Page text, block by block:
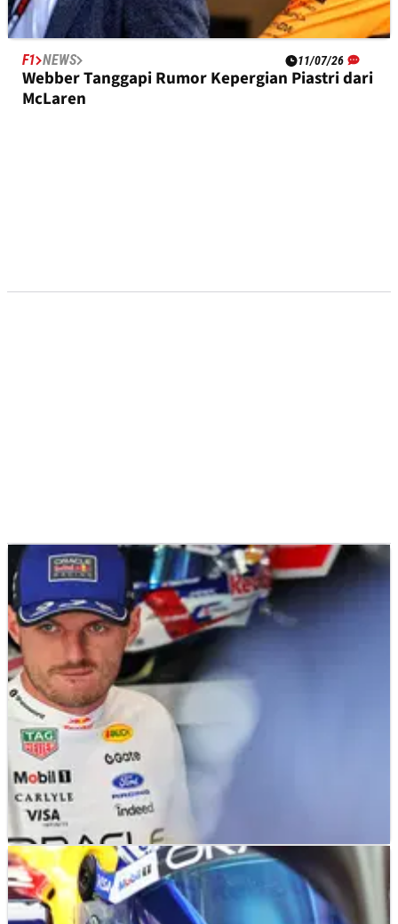
F1 NEWS 11/07/26
Webber Tanggapi Rumor Kepergian Piastri dari
McLaren
F1 NEWS
Verstappen Keluhkan Sayap Belakang Red Bull
setelah Kecelakaan GP Inggris